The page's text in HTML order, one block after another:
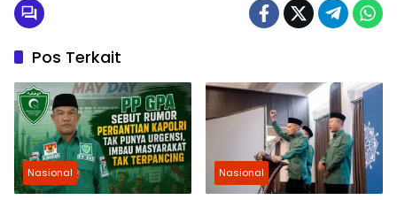
Pos Terkait
Nasional Nasional